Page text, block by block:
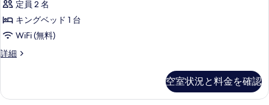
写
真
を
表
る
館
の
す
べ
の
定員 2 名
キングベッド 1 台
WiFi (無料)
詳細
ル
館
空室状況と料金を確認